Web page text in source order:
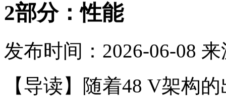
2部分：性能
发布时间：2026-06-08 来
【导读】随着48 V架构